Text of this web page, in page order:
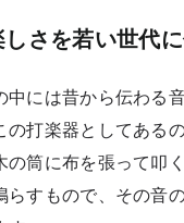
さを若い世代
中には昔から伝わる
の打楽器としてある
の筒に布を張って叩
らすもので、その音